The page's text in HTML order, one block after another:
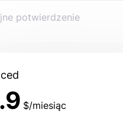
potwierdzenie
$/miesiąc